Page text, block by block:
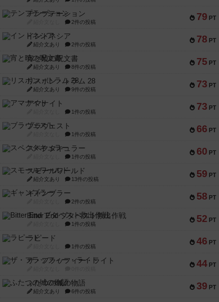
79 PT
テンプテーション
2件の投稿
78 PT
インドネシア
紹介文あり 2件の投稿
75 PT
宵と暁の呪文書
紹介文あり 8件の投稿
73 PT
リスボン・トラム 28
紹介文あり 9件の投稿
73 PT
アマナイト
1件の投稿
66 PT
ブラヴェスト
1件の投稿
60 PT
スペクタキュラー
1件の投稿
59 PT
スモールワールド
紹介文あり 13件の投稿
58 PT
ギャンブラー
2件の投稿
52 PT
Bitter End ブタペスト救出作戦
1件の投稿
46 PT
ラピード
1件の投稿
44 PT
ザ・フラッフィー・ライト
39 PT
ふたつの城の物語
紹介文あり 6件の投稿